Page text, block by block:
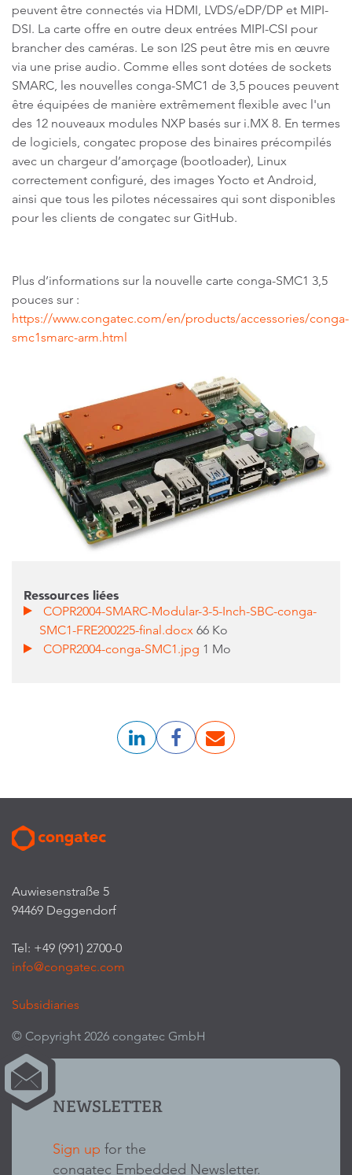
peuvent être connectés via HDMI, LVDS/eDP/DP et MIPI-
DSI. La carte offre en outre deux entrées MIPI-CSI pour
brancher des caméras. Le son I2S peut être mis en œuvre
via une prise audio. Comme elles sont dotées de sockets
SMARC, les nouvelles conga-SMC1 de 3,5 pouces peuvent
être équipées de manière extrêmement flexible avec l'un
des 12 nouveaux modules NXP basés sur i.MX 8. En termes
de logiciels, congatec propose des binaires précompilés
avec un chargeur d’amorçage (bootloader), Linux
correctement configuré, des images Yocto et Android,
ainsi que tous les pilotes nécessaires qui sont disponibles
pour les clients de congatec sur GitHub.
Plus d’informations sur la nouvelle carte conga-SMC1 3,5
pouces sur :
https://www.congatec.com/en/products/accessories/conga-
smc1smarc-arm.html
Ressources liées
COPR2004-SMARC-Modular-3-5-Inch-SBC-conga-
SMC1-FRE200225-final.docx 66 Ko
COPR2004-conga-SMC1.jpg 1 Mo
Auwiesenstraße 5
94469 Deggendorf
Tel: +49 (991) 2700-0
info@congatec.com
Subsidiaries
© Copyright 2026 congatec GmbH
NEWSLETTER
Sign up for the
congatec Embedded Newsletter.